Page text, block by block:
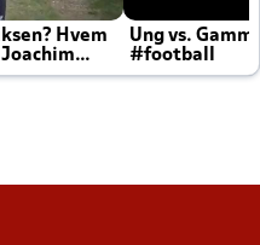
Hvem
Ung vs.
#football